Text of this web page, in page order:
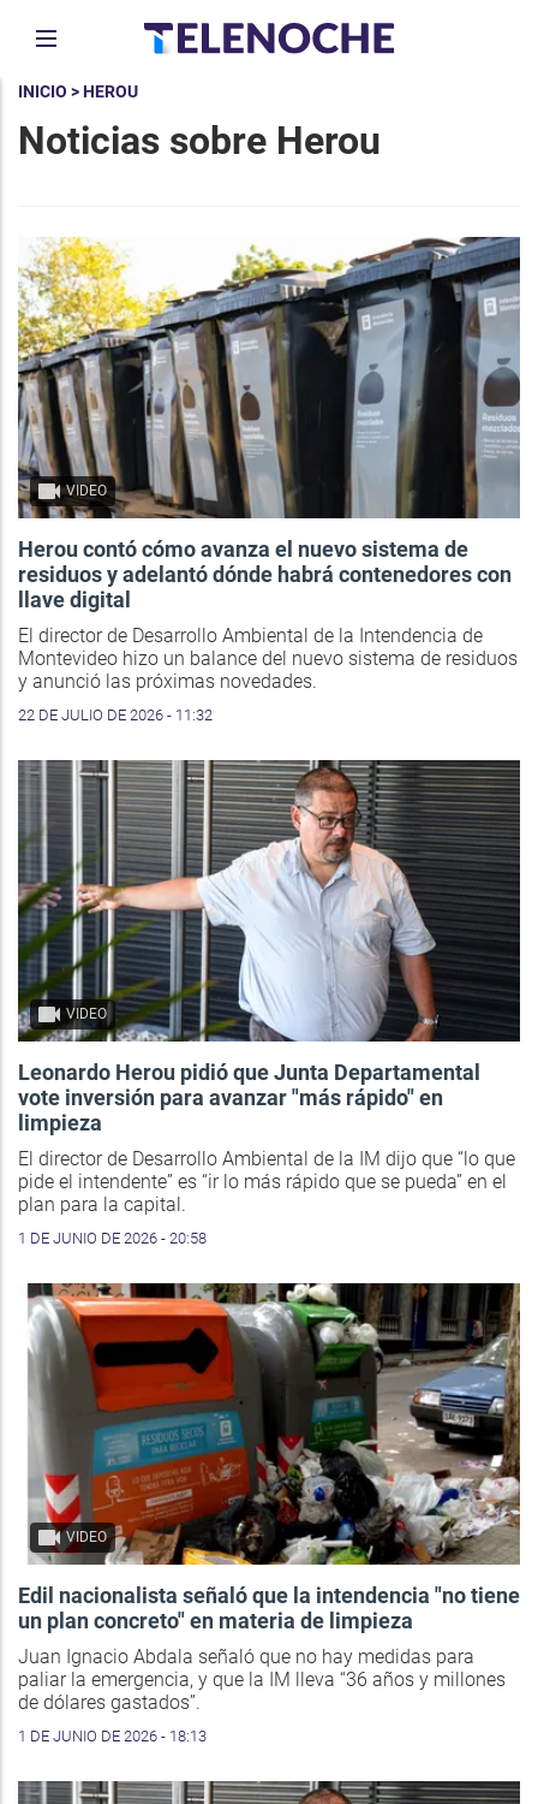
INICIO > HEROU
Noticias sobre Herou
VIDEO
Herou contó cómo avanza el nuevo sistema de
residuos y adelantó dónde habrá contenedores con
llave digital
El director de Desarrollo Ambiental de la Intendencia de
Montevideo hizo un balance del nuevo sistema de residuos
y anunció las próximas novedades.
22 DE JULIO DE 2026 - 11:32
VIDEO
Leonardo Herou pidió que Junta Departamental
vote inversión para avanzar "más rápido" en
limpieza
El director de Desarrollo Ambiental de la IM dijo que “lo que
pide el intendente” es “ir lo más rápido que se pueda” en el
plan para la capital.
1 DE JUNIO DE 2026 - 20:58
VIDEO
Edil nacionalista señaló que la intendencia "no tiene
un plan concreto" en materia de limpieza
Juan Ignacio Abdala señaló que no hay medidas para
paliar la emergencia, y que la IM lleva “36 años y millones
de dólares gastados”.
1 DE JUNIO DE 2026 - 18:13